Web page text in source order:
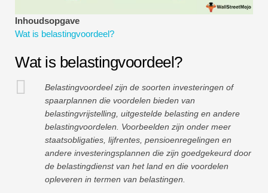
Volledige vorm
Tutorials voor risicobeheer
Inhoudsopgave
Wat is belastingvoordeel?
Wat is belastingvoordeel?
Belastingvoordeel zijn de soorten investeringen of
spaarplannen die voordelen bieden van
belastingvrijstelling, uitgestelde belasting en andere
belastingvoordelen. Voorbeelden zijn onder meer
staatsobligaties, lijfrentes, pensioenregelingen en
andere investeringsplannen die zijn goedgekeurd door
de belastingdienst van het land en die voordelen
opleveren in termen van belastingen.